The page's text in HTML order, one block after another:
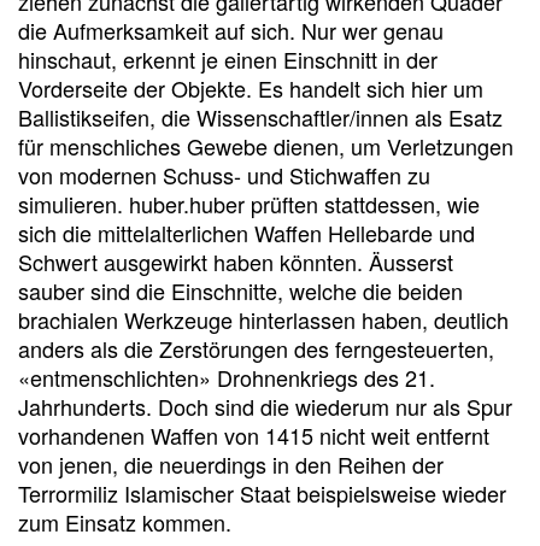
die Aufmerksamkeit auf sich. Nur wer genau
hinschaut, erkennt je einen Einschnitt in der
Vorderseite der Objekte. Es handelt sich hier um
Ballistikseifen, die Wissenschaftler/innen als Esatz
für menschliches Gewebe dienen, um Verletzungen
von modernen Schuss- und Stichwaffen zu
simulieren. huber.huber prüften stattdessen, wie
sich die mittelalterlichen Waffen Hellebarde und
Schwert ausgewirkt haben könnten. Äusserst
sauber sind die Einschnitte, welche die beiden
brachialen Werkzeuge hinterlassen haben, deutlich
anders als die Zerstörungen des ferngesteuerten,
«entmenschlichten» Drohnenkriegs des 21.
Jahrhunderts. Doch sind die wiederum nur als Spur
vorhandenen Waffen von 1415 nicht weit entfernt
von jenen, die neuerdings in den Reihen der
Terrormiliz Islamischer Staat beispielsweise wieder
zum Einsatz kommen.